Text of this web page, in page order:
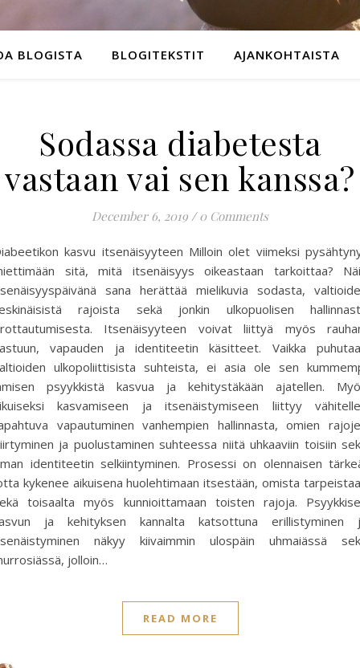
BLOGISTA BLOGITEKSTIT AJANKOHTAISTA
Sodassa diabetesta
vastaan vai sen kanssa?
December 6, 2019 / 0 Comments
kasvu itsenäisyyteen Milloin olet viimeksi
sitä, mitä itsenäisyys oikeastaan tarkoittaa?
sana herättää mielikuvia sodasta,
rajoista sekä jonkin ulkopuolisen
Itsenäisyyteen voivat liittyä myös
vapauden ja identiteetin käsitteet. Vaikka
ulkopoliittisista suhteista, ei asia ole sen
psyykkistä kasvua ja kehitystäkään ajatellen.
kasvamiseen ja itsenäistymiseen liittyy
vapautuminen vanhempien hallinnasta, omien
ja puolustaminen suhteessa niitä uhkaaviin toisiin
identiteetin selkiintyminen. Prosessi on olennaisen
kykenee aikuisena huolehtimaan itsestään, omista
toisaalta myös kunnioittamaan toisten rajoja.
ja kehityksen kannalta katsottuna erillistyminen
näkyy kiivaimmin ulospäin uhmaiässä
jolloin…
READ MORE